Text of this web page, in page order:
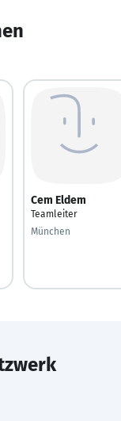
Cem Eldem
Teamleiter
München